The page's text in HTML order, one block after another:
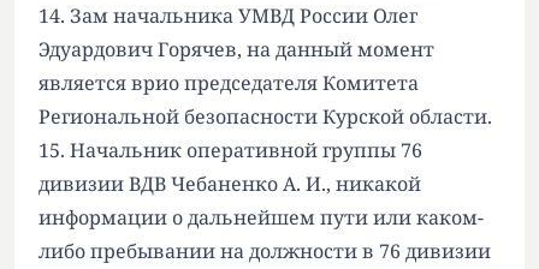
14. Зам начальника УМВД России Олег
Эдуардович Горячев, на данный момент
является врио председателя Комитета
Региональной безопасности Курской области.
15. Начальник оперативной группы 76
дивизии ВДВ Чебаненко А. И., никакой
информации о дальнейшем пути или каком-
либо пребывании на должности в 76 дивизии